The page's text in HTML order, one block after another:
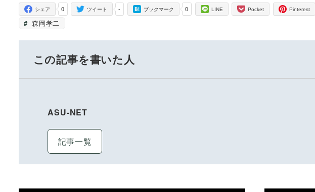
0
シェア -
ツイート 0
ブックマーク LINE Pocket Pinterest
森岡孝二
この記事を書いた人
ASU-NET
記事一覧